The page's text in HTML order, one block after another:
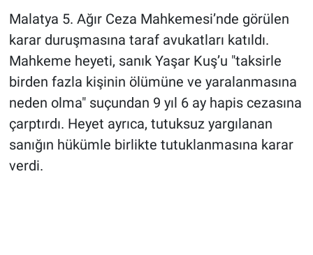
Malatya 5. Ağır Ceza Mahkemesi’nde görülen
karar duruşmasına taraf avukatları katıldı.
Mahkeme heyeti, sanık Yaşar Kuş’u "taksirle
birden fazla kişinin ölümüne ve yaralanmasına
neden olma" suçundan 9 yıl 6 ay hapis cezasına
çarptırdı. Heyet ayrıca, tutuksuz yargılanan
sanığın hükümle birlikte tutuklanmasına karar
verdi.